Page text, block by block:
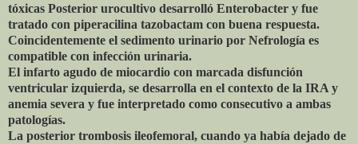
tóxicas Posterior urocultivo desarrolló Enterobacter y fue
tratado con piperacilina tazobactam con buena respuesta.
Coincidentemente el sedimento urinario por Nefrología es
compatible con infección urinaria.
El infarto agudo de miocardio con marcada disfunción
ventricular izquierda, se desarrolla en el contexto de la IRA y
anemia severa y fue interpretado como consecutivo a ambas
patologías.
La posterior trombosis ileofemoral, cuando ya había dejado de